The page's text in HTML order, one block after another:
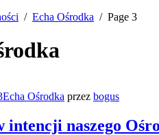
Echa Ośrodka Page 3
Echa Ośrodka przez bogus
intencji naszego